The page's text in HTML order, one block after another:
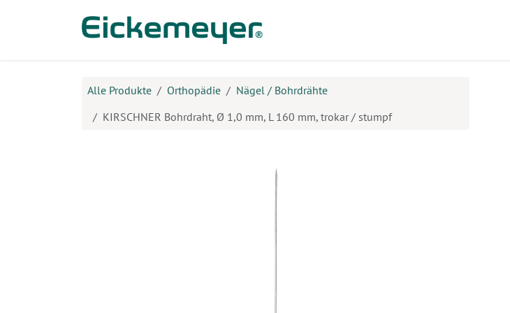
Alle Produkte Orthopädie
Nägel / Bohrdrähte
KIRSCHNER Bohrdraht, Ø 1,0 mm, L 160 mm, trokar / stumpf